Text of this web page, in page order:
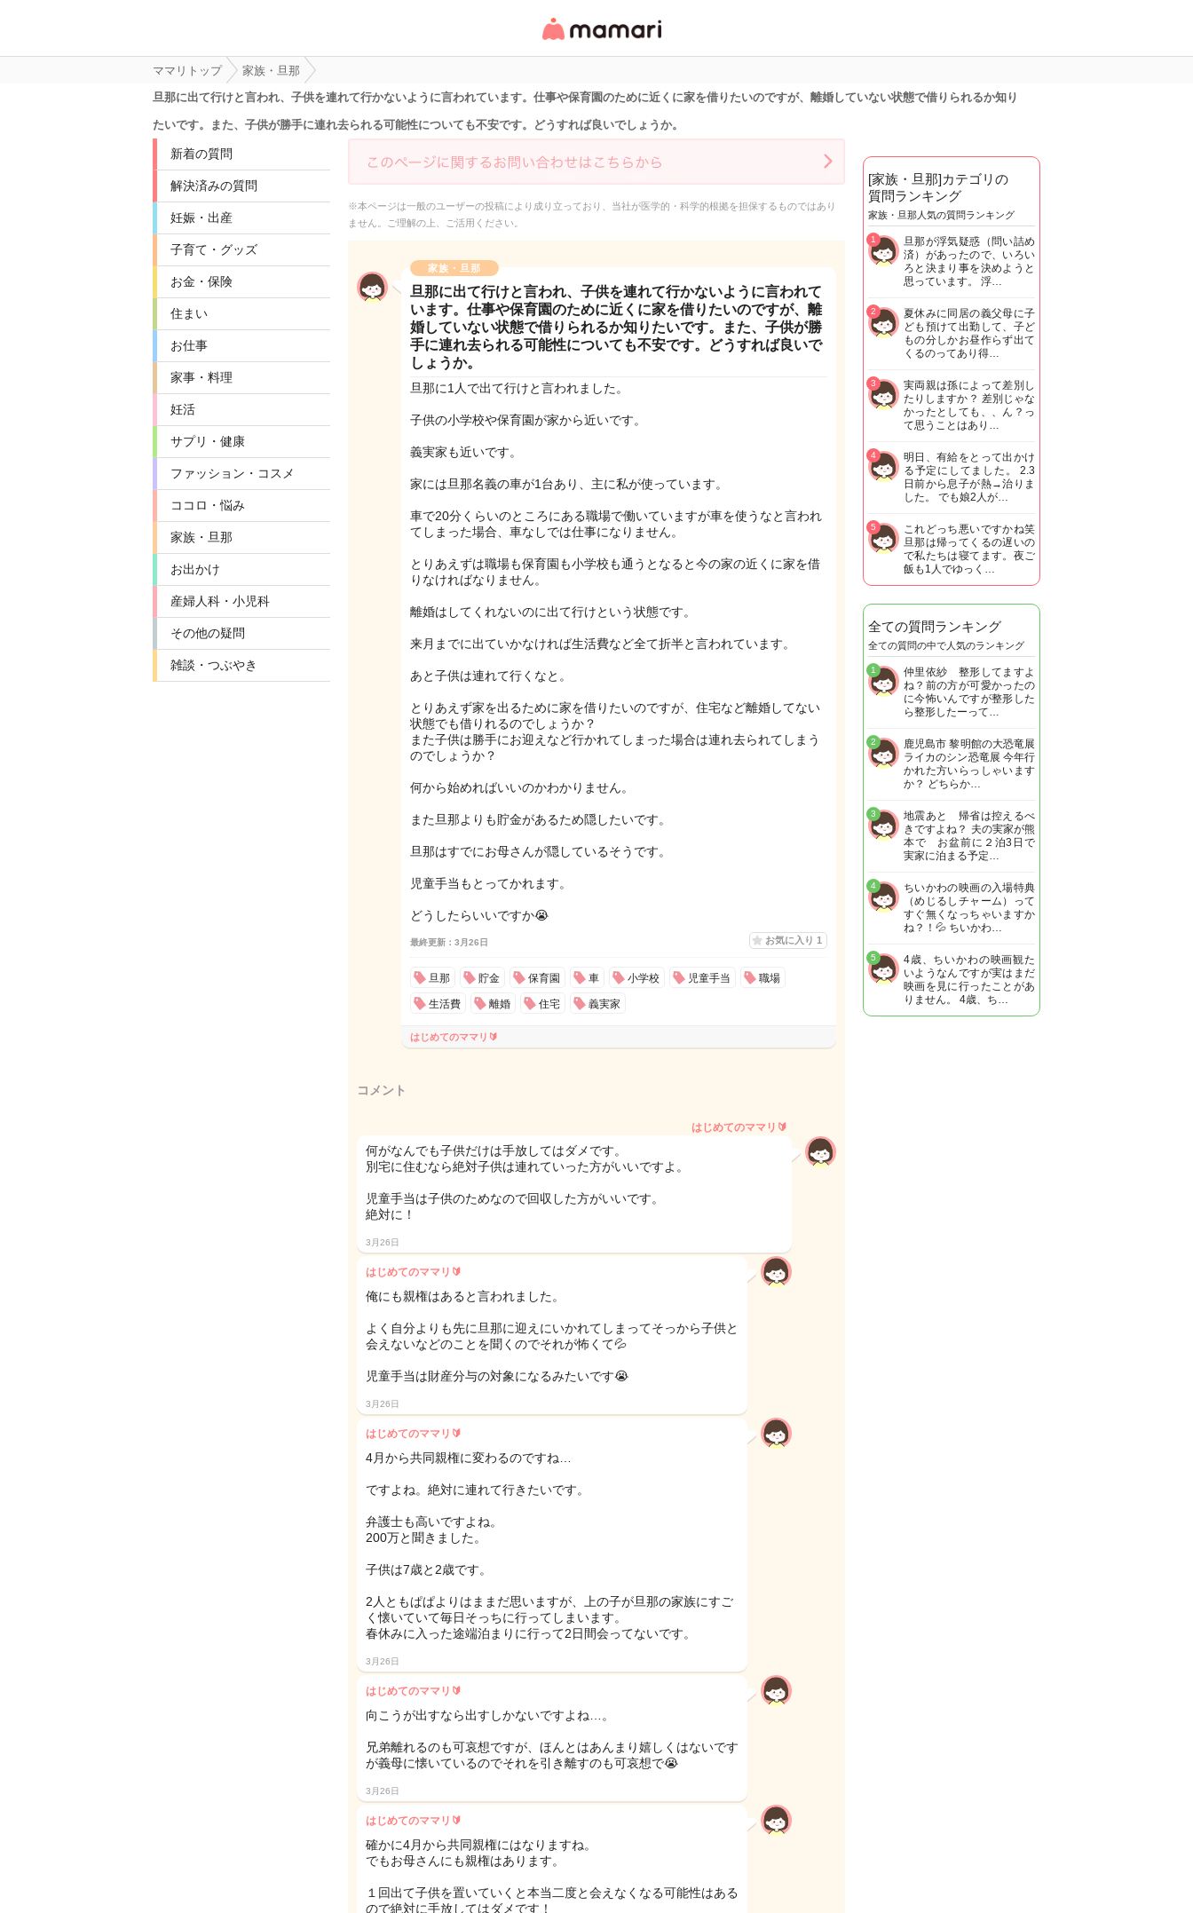
リ・情報サイト
ママリトップ
家族・旦那
旦那に出て行けと言われ、子供を連れて行かないように言われています。仕事や保育園のために近くに家を借りたいのですが、離婚していない状態で借りられるか知り
たいです。また、子供が勝手に連れ去られる可能性についても不安です。どうすれば良いでしょうか。
新着の質問
解決済みの質問
妊娠・出産
子育て・グッズ
お金・保険
住まい
お仕事
家事・料理
妊活
サプリ・健康
ファッション・コスメ
ココロ・悩み
家族・旦那
お出かけ
産婦人科・小児科
その他の疑問
雑談・つぶやき
※本ページは一般のユーザーの投稿により成り立っており、当社が医学的・科学的根拠を担保するものではあり
ません。ご理解の上、ご活用ください。
家族・旦那
旦那に出て行けと言われ、子供を連れて行かないように言われて
います。仕事や保育園のために近くに家を借りたいのですが、離
婚していない状態で借りられるか知りたいです。また、子供が勝
手に連れ去られる可能性についても不安です。どうすれば良いで
しょうか。
旦那に1人で出て行けと言われました。
子供の小学校や保育園が家から近いです。
義実家も近いです。
家には旦那名義の車が1台あり、主に私が使っています。
車で20分くらいのところにある職場で働いていますが車を使うなと言われ
てしまった場合、車なしでは仕事になりません。
とりあえずは職場も保育園も小学校も通うとなると今の家の近くに家を借
りなければなりません。
離婚はしてくれないのに出て行けという状態です。
来月までに出ていかなければ生活費など全て折半と言われています。
あと子供は連れて行くなと。
とりあえず家を出るために家を借りたいのですが、住宅など離婚してない
状態でも借りれるのでしょうか？
また子供は勝手にお迎えなど行かれてしまった場合は連れ去られてしまう
のでしょうか？
何から始めればいいのかわかりません。
また旦那よりも貯金があるため隠したいです。
旦那はすでにお母さんが隠しているそうです。
児童手当もとってかれます。
どうしたらいいですか😭
最終更新：3月26日 お気に入り 1
旦那 貯金 保育園 車 小学校 児童手当 職場
生活費 離婚 住宅 義実家
はじめてのママリ🔰
コメント
はじめてのママリ🔰
何がなんでも子供だけは手放してはダメです。
別宅に住むなら絶対子供は連れていった方がいいですよ。
児童手当は子供のためなので回収した方がいいです。
絶対に！
3月26日
はじめてのママリ🔰
俺にも親権はあると言われました。
よく自分よりも先に旦那に迎えにいかれてしまってそっから子供と
会えないなどのことを聞くのでそれが怖くて💦
児童手当は財産分与の対象になるみたいです😭
3月26日
はじめてのママリ🔰
4月から共同親権に変わるのですね…
ですよね。絶対に連れて行きたいです。
弁護士も高いですよね。
200万と聞きました。
子供は7歳と2歳です。
2人ともぱぱよりはままだ思いますが、上の子が旦那の家族にすご
く懐いていて毎日そっちに行ってしまいます。
春休みに入った途端泊まりに行って2日間会ってないです。
3月26日
はじめてのママリ🔰
向こうが出すなら出すしかないですよね…。
兄弟離れるのも可哀想ですが、ほんとはあんまり嬉しくはないです
が義母に懐いているのでそれを引き離すのも可哀想で😭
3月26日
はじめてのママリ🔰
確かに4月から共同親権にはなりますね。
でもお母さんにも親権はあります。
１回出て子供を置いていくと本当二度と会えなくなる可能性はある
ので絶対に手放してはダメです！
[家族・旦那]カテゴリの
質問ランキング
家族・旦那人気の質問ランキング
旦那が浮気疑惑（問い詰め
済）があったので、いろい
ろと決まり事を決めようと
思っています。 浮…
1
夏休みに同居の義父母に子
ども預けて出勤して、子ど
もの分しかお昼作らず出て
くるのってあり得…
2
実両親は孫によって差別し
たりしますか？ 差別じゃな
かったとしても、、ん？っ
て思うことはあり…
3
明日、有給をとって出かけ
る予定にしてました。 2.3
日前から息子が熱→治りま
した。 でも娘2人が…
4
これどっち悪いですかね笑
旦那は帰ってくるの遅いの
で私たちは寝てます。夜ご
飯も1人でゆっく…
5
全ての質問ランキング
全ての質問の中で人気のランキング
仲里依紗 整形してますよ
ね？前の方が可愛かったの
に今怖いんですが整形した
ら整形したーって…
1
鹿児島市 黎明館の大恐竜展
ライカのシン恐竜展 今年行
かれた方いらっしゃいます
か？ どちらか…
2
地震あと 帰省は控えるべ
きですよね？ 夫の実家が熊
本で お盆前に２泊3日で
実家に泊まる予定…
3
ちいかわの映画の入場特典
（めじるしチャーム）って
すぐ無くなっちゃいますか
ね？！💦 ちいかわ…
4
4歳、ちいかわの映画観た
いようなんですが実はまだ
映画を見に行ったことがあ
りません。 4歳、ち…
5